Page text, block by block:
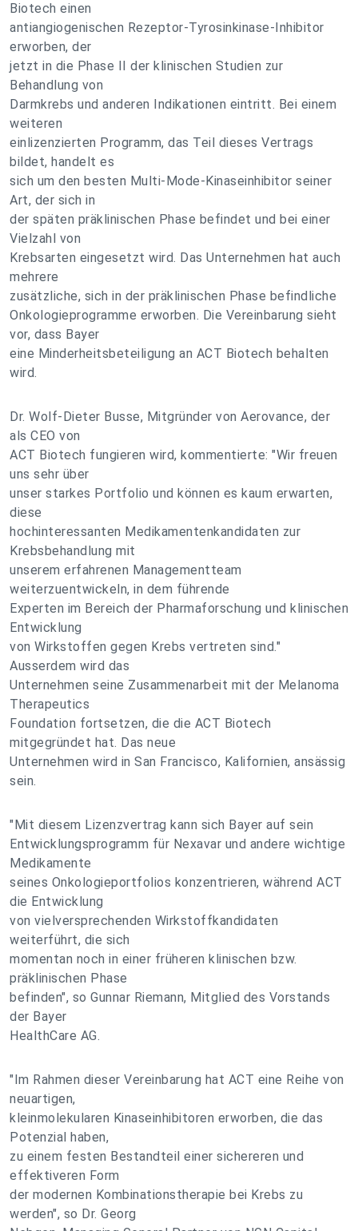
Biotech einen
antiangiogenischen Rezeptor-Tyrosinkinase-Inhibitor
erworben, der
jetzt in die Phase II der klinischen Studien zur
Behandlung von
Darmkrebs und anderen Indikationen eintritt. Bei einem
weiteren
einlizenzierten Programm, das Teil dieses Vertrags
bildet, handelt es
sich um den besten Multi-Mode-Kinaseinhibitor seiner
Art, der sich in
der späten präklinischen Phase befindet und bei einer
Vielzahl von
Krebsarten eingesetzt wird. Das Unternehmen hat auch
mehrere
zusätzliche, sich in der präklinischen Phase befindliche
Onkologieprogramme erworben. Die Vereinbarung sieht
vor, dass Bayer
eine Minderheitsbeteiligung an ACT Biotech behalten
wird.
Dr. Wolf-Dieter Busse, Mitgründer von Aerovance, der
als CEO von
ACT Biotech fungieren wird, kommentierte: "Wir freuen
uns sehr über
unser starkes Portfolio und können es kaum erwarten,
diese
hochinteressanten Medikamentenkandidaten zur
Krebsbehandlung mit
unserem erfahrenen Managementteam
weiterzuentwickeln, in dem führende
Experten im Bereich der Pharmaforschung und klinischen
Entwicklung
von Wirkstoffen gegen Krebs vertreten sind."
Ausserdem wird das
Unternehmen seine Zusammenarbeit mit der Melanoma
Therapeutics
Foundation fortsetzen, die die ACT Biotech
mitgegründet hat. Das neue
Unternehmen wird in San Francisco, Kalifornien, ansässig
sein.
"Mit diesem Lizenzvertrag kann sich Bayer auf sein
Entwicklungsprogramm für Nexavar und andere wichtige
Medikamente
seines Onkologieportfolios konzentrieren, während ACT
die Entwicklung
von vielversprechenden Wirkstoffkandidaten
weiterführt, die sich
momentan noch in einer früheren klinischen bzw.
präklinischen Phase
befinden", so Gunnar Riemann, Mitglied des Vorstands
der Bayer
HealthCare AG.
"Im Rahmen dieser Vereinbarung hat ACT eine Reihe von
neuartigen,
kleinmolekularen Kinaseinhibitoren erworben, die das
Potenzial haben,
zu einem festen Bestandteil einer sichereren und
effektiveren Form
der modernen Kombinationstherapie bei Krebs zu
werden", so Dr. Georg